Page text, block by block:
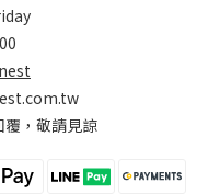
，敬請見諒